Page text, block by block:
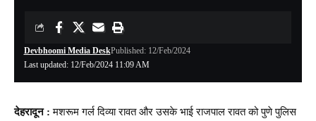
Last updated: 12/Feb/2024 11:09 AM
Devbhoomi Media DeskPublished: 12/Feb/2024
देहरादून : मशरूम गर्ल दिव्या रावत और उसके भाई राजपाल रावत को पुणे पुलिस